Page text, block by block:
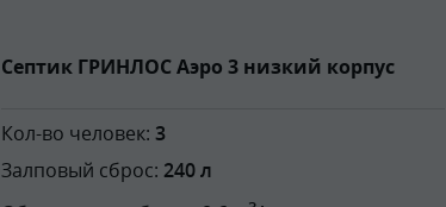
Септик ГРИНЛОС Аэро 3 низкий корпус
Кол-во человек:3
Залповый сброс:240 л